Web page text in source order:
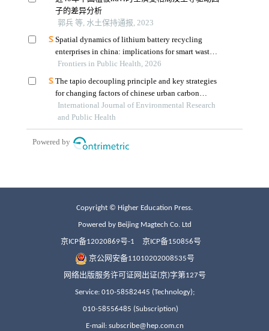
Copyright © Higher Education Press.
Powered by Beijing Magtech Co. Ltd
京ICP备12020869号-1 京ICP备150856号
京公网安备11010202008535号
网络出版服务许可证网出证(京)字第127号
Service: 010-58582445 (Technology);
010-58556485 (Subscription)
E-mail: subscribe@hep.com.cn